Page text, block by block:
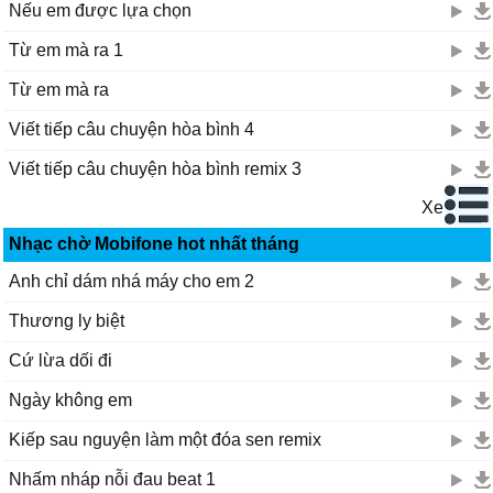
Khi không có gì trong tay
Rồi hai đứa cố gắng
Nguyện sẽ vẫn giữ mãi
Một tình yêu lâu dài
Từ nay mình sẽ cố gắng
Cuộc đời bao nhiêu khó khăn
Ta cũng sẽ vượt qua
Chỉ sợ tình yêu mình chưa đủ lớn
Ở tuổi đôi mươi
Rồi ta sẽ thật hạnh phúc
Rồi ta sẽ mãi bên nhau
Không bao giờ xa cách
Nếu em được lựa chọn
Từ em mà ra 1
Từ em mà ra
Viết tiếp câu chuyện hòa bình 4
Viết tiếp câu chuyện hòa bình remix 3
Xem tiếp
Nhạc chờ Mobifone hot nhất tháng
Anh chỉ dám nhá máy cho em 2
Thương ly biệt
Cứ lừa dối đi
Ngày không em
Kiếp sau nguyện làm một đóa sen remix
Nhấm nháp nỗi đau beat 1